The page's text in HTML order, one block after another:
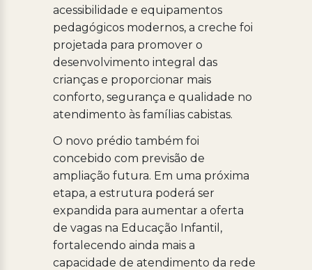
acessibilidade e equipamentos
pedagógicos modernos, a creche foi
projetada para promover o
desenvolvimento integral das
crianças e proporcionar mais
conforto, segurança e qualidade no
atendimento às famílias cabistas.
O novo prédio também foi
concebido com previsão de
ampliação futura. Em uma próxima
etapa, a estrutura poderá ser
expandida para aumentar a oferta
de vagas na Educação Infantil,
fortalecendo ainda mais a
capacidade de atendimento da rede